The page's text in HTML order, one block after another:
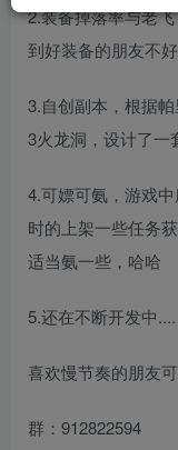
2.装备掉落率与老
到好装备的朋友不好
3.自创副本，根据
3火龙洞，设计了一
4.可嫖可氨，游戏
时的上架一些任务
适当氨一些，哈哈
5.还在不断开发中....
喜欢慢节奏的朋友
群：912822594